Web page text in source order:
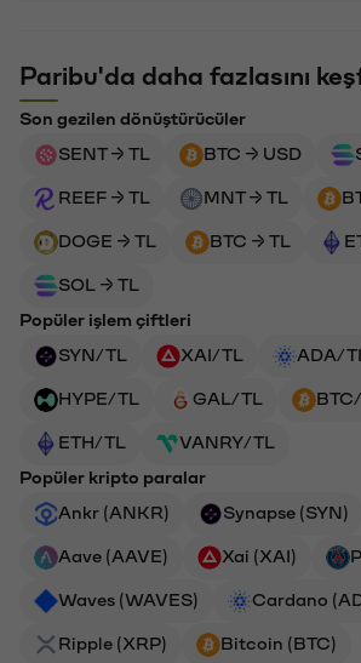
Paribu'da daha fazlasını
Son gezilen dönüştürücüler
SENT → TL
BTC → USD
REEF → TL MNT → TL
DOGE → TL BTC → TL
SOL → TL
Popüler işlem çiftleri
SYN/TL
XAI/TL ADA/TL
HYPE/TL GAL/TL BTC/
ETH/TL
VANRY/TL
Popüler kripto paralar
Ankr (ANKR)
Synapse (SYN)
Aave (AAVE) Xai (XAI)
Waves (WAVES) Cardano
Ripple (XRP) Bitcoin (BTC)